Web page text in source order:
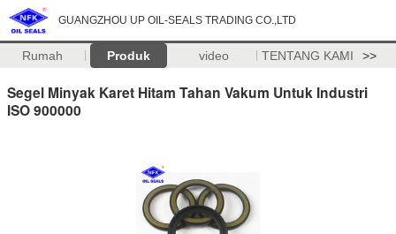
GUANGZHOU UP OIL-SEALS TRADING CO.,LTD
Rumah Produk video TENTANG KAMI >>
Segel Minyak Karet Hitam Tahan Vakum Untuk Industri
ISO 900000